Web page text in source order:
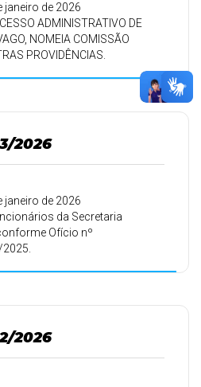
janeiro de 2026
ADMINISTRATIVO DE
NOMEIA COMISSÃO
PROVIDÊNCIAS.
2026
janeiro de 2026
da Secretaria
Ofício nº
2026